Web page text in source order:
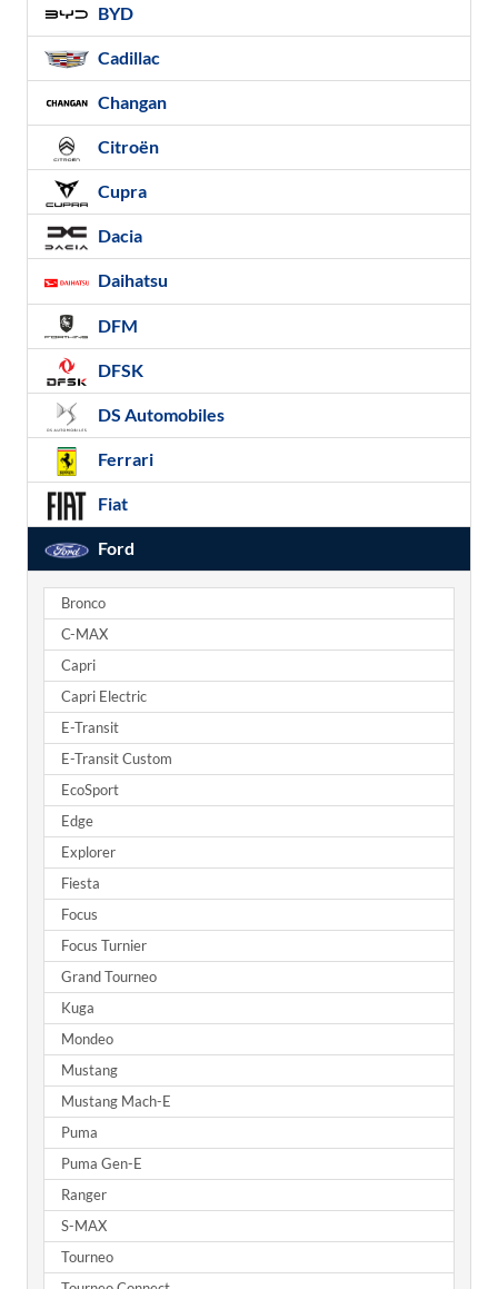
BYD
Cadillac
Changan
Citroën
Cupra
Dacia
Daihatsu
DFM
DFSK
DS Automobiles
Ferrari
Fiat
Ford
Bronco
C-MAX
Capri
Capri Electric
E-Transit
E-Transit Custom
EcoSport
Edge
Explorer
Fiesta
Focus
Focus Turnier
Grand Tourneo
Kuga
Mondeo
Mustang
Mustang Mach-E
Puma
Puma Gen-E
Ranger
S-MAX
Tourneo